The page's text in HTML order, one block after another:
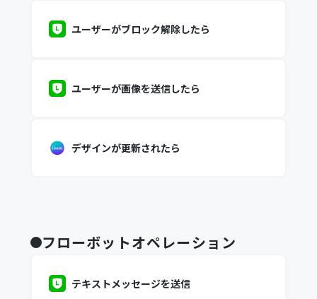
ユーザーがブロック解除したら
ユーザーが画像を送信したら
デザインが更新されたら
フローボットオペレーション
テキストメッセージを送信